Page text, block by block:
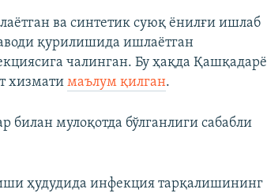
ва синтетик суюқ ёнилғи ишлаб
қурилишида ишлаётган
чалинган. Бу ҳақда Қашқадарё
хизмати маълум қилган.
билан мулоқотда бўлганлиги сабабли
ҳудудида инфекция тарқалишининг